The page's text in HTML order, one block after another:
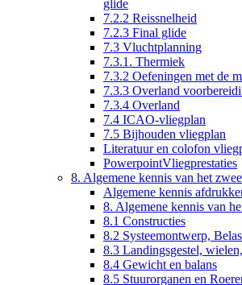
glide
7.2.2 Reissnelheid
7.2.3 Final glide
7.3 Vluchtplanning
7.3.1. Thermiek
7.3.2 Oefeningen met de
7.3.3 Overland
7.3.4 Overland
7.4 ICAO-vliegplan
7.5 Bijhouden vliegplan
Literatuur en colofon
PowerpointVliegprestaties
8. Algemene kennis van het
Algemene kennis
8. Algemene kennis van
8.1 Constructies
8.2 Systeemontwerp,
8.3 Landingsgestel,
8.4 Gewicht en balans
8.5 Stuurorganen en